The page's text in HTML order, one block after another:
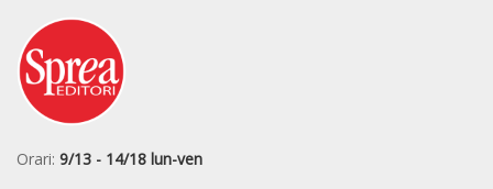
Orari: 9/13 - 14/18 lun-ven